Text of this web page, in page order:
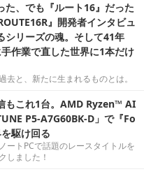
た、でも『ルート16』だった
』開発者インタビュ
シリーズの魂。そして41年
作業で直した世界に1本だけ
去と、新たに生まれるものとは。
もこれ1台。AMD Ryzen™ AI
P5-A7G60BK-D」で『Fo
駆け回る
ートPCで話題のレースタイトルを
しました！